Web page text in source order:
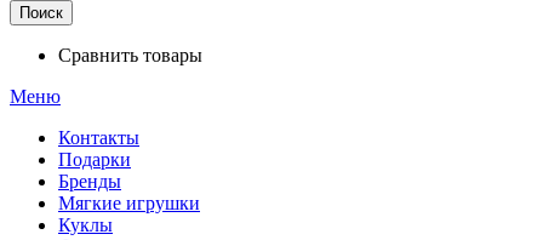
Поиск
Сравнить товары
Меню
Контакты
Подарки
Бренды
Мягкие игрушки
Куклы